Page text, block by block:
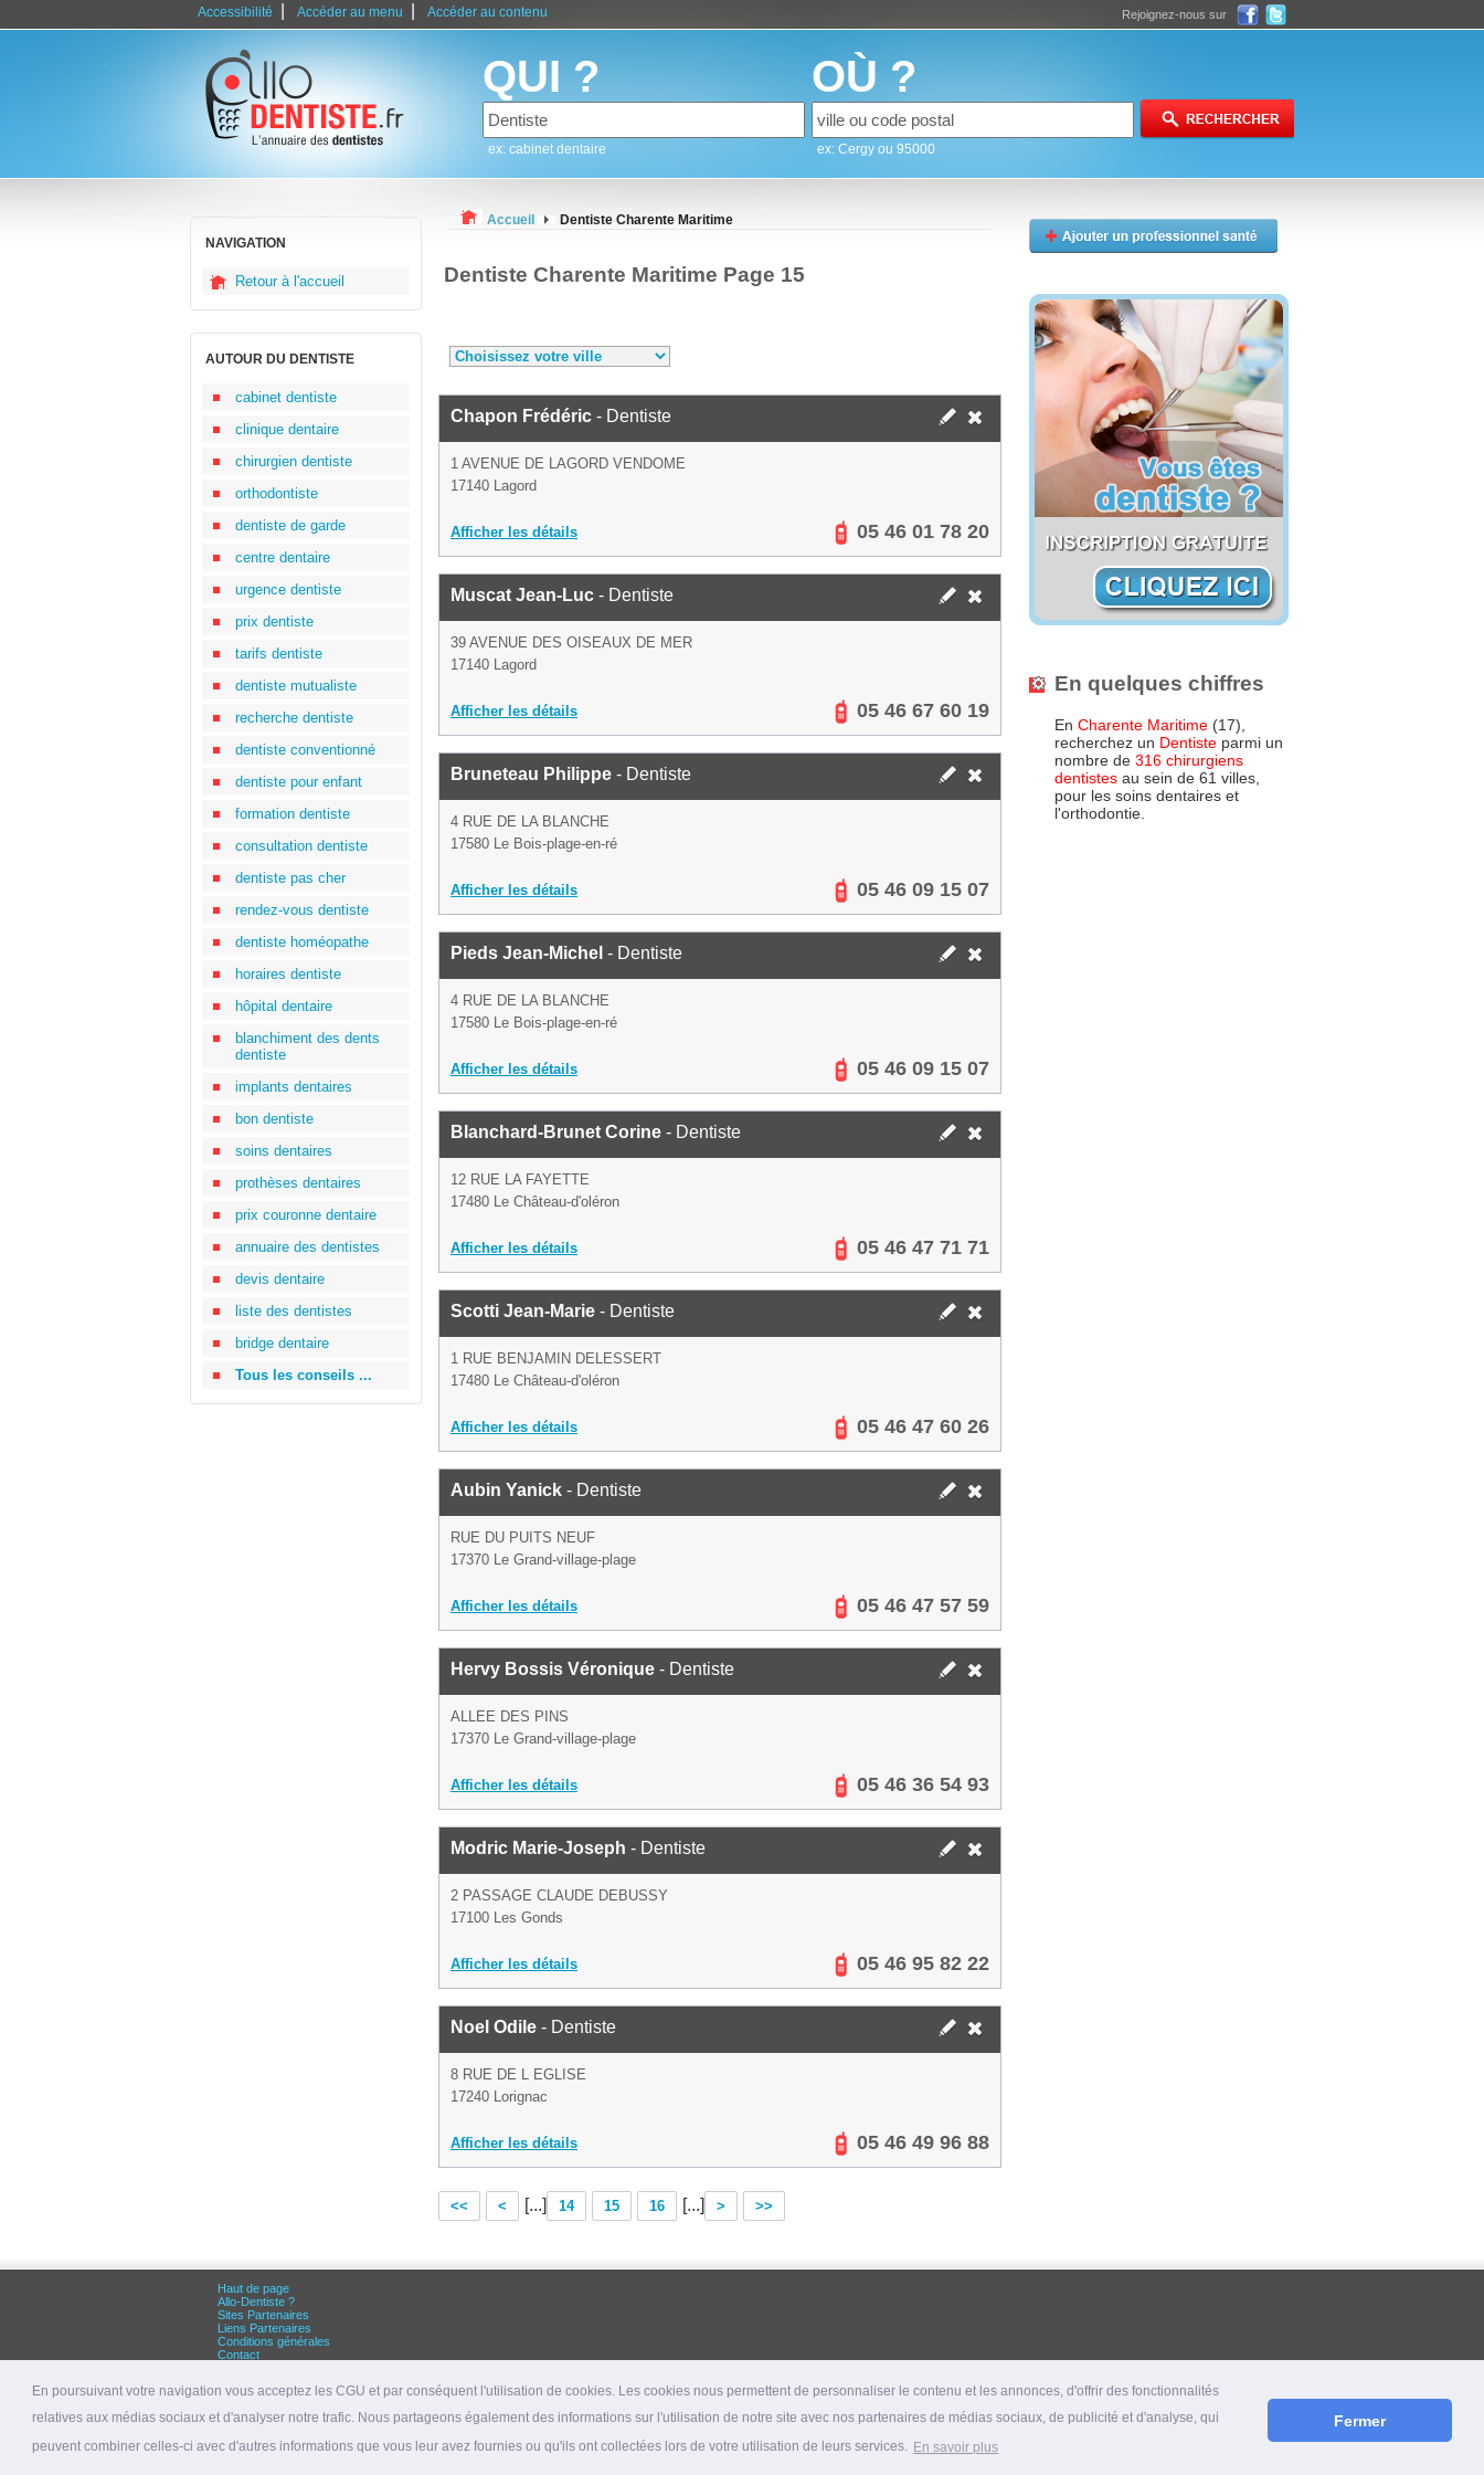
En poursuivant votre navigation vous acceptez les CGU et par conséquent l'utilisation de cookies. Les cookies nous permettent de personnaliser le contenu et les annonces, d'offrir des fonctionnalités
relatives aux médias sociaux et d'analyser notre trafic. Nous partageons également des informations sur l'utilisation de notre site avec nos partenaires de médias sociaux, de publicité et d'analyse, qui
peuvent combiner celles-ci avec d'autres informations que vous leur avez fournies ou qu'ils ont collectées lors de votre utilisation de leurs services. En savoir plus
Fermer
Accessibilité Accéder au menu Accéder au contenu Rejoignez-nous sur
QUI ?
ex: cabinet dentaire
OÙ ?
ex: Cergy ou 95000
NAVIGATION
Retour à l'accueil
AUTOUR DU DENTISTE
cabinet dentiste
clinique dentaire
chirurgien dentiste
orthodontiste
dentiste de garde
centre dentaire
urgence dentiste
prix dentiste
tarifs dentiste
dentiste mutualiste
recherche dentiste
dentiste conventionné
dentiste pour enfant
formation dentiste
consultation dentiste
dentiste pas cher
rendez-vous dentiste
dentiste homéopathe
horaires dentiste
hôpital dentaire
blanchiment des dents
dentiste
implants dentaires
bon dentiste
soins dentaires
prothèses dentaires
prix couronne dentaire
annuaire des dentistes
devis dentaire
liste des dentistes
bridge dentaire
Tous les conseils ...
Accueil Dentiste Charente Maritime
Dentiste Charente Maritime Page 15
Chapon Frédéric - Dentiste
1 AVENUE DE LAGORD VENDOME
17140 Lagord
Afficher les détails 05 46 01 78 20
Muscat Jean-Luc - Dentiste
39 AVENUE DES OISEAUX DE MER
17140 Lagord
Afficher les détails 05 46 67 60 19
Bruneteau Philippe - Dentiste
4 RUE DE LA BLANCHE
17580 Le Bois-plage-en-ré
Afficher les détails 05 46 09 15 07
Pieds Jean-Michel - Dentiste
4 RUE DE LA BLANCHE
17580 Le Bois-plage-en-ré
Afficher les détails 05 46 09 15 07
Blanchard-Brunet Corine - Dentiste
12 RUE LA FAYETTE
17480 Le Château-d'oléron
Afficher les détails 05 46 47 71 71
Scotti Jean-Marie - Dentiste
1 RUE BENJAMIN DELESSERT
17480 Le Château-d'oléron
Afficher les détails 05 46 47 60 26
Aubin Yanick - Dentiste
RUE DU PUITS NEUF
17370 Le Grand-village-plage
Afficher les détails 05 46 47 57 59
Hervy Bossis Véronique - Dentiste
ALLEE DES PINS
17370 Le Grand-village-plage
Afficher les détails 05 46 36 54 93
Modric Marie-Joseph - Dentiste
2 PASSAGE CLAUDE DEBUSSY
17100 Les Gonds
Afficher les détails 05 46 95 82 22
Noel Odile - Dentiste
8 RUE DE L EGLISE
17240 Lorignac
Afficher les détails 05 46 49 96 88
<< < [...] 14 15 16 [...] > >>
En quelques chiffres
En Charente Maritime (17),
recherchez un Dentiste parmi un
nombre de 316 chirurgiens
dentistes au sein de 61 villes,
pour les soins dentaires et
l'orthodontie.
Haut de page
Allo-Dentiste ?
Sites Partenaires
Liens Partenaires
Conditions générales
Contact
Dentiste Lyon